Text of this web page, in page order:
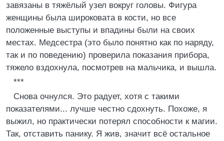
завязаны в тяжёлый узел вокруг головы. Фигура
женщины была широковата в кости, но все
положенные выступы и впадины были на своих
местах. Медсестра (это было понятно как по наряду,
так и по поведению) проверила показания прибора,
тяжело вздохнула, посмотрев на мальчика, и вышла.
***
Снова очнулся. Это радует, хотя с такими
показателями... лучше честно сдохнуть. Похоже, я
выжил, но практически потерял способности к магии.
Так, отставить панику. Я жив, значит всё остальное